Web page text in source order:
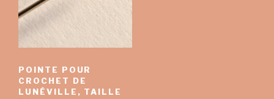
POINTE POUR
CROCHET DE
LUNÉVILLE, TAILLE